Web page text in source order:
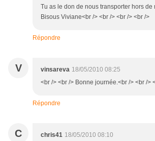
Tu as le don de nous transporter hors de
Bisous Viviane<br /> <br /> <br /> <br />
Répondre
V vinsareva 18/05/2010 08:25
<br /> <br /> Bonne journée.<br /> <br />
Répondre
C chris41 18/05/2010 08:10